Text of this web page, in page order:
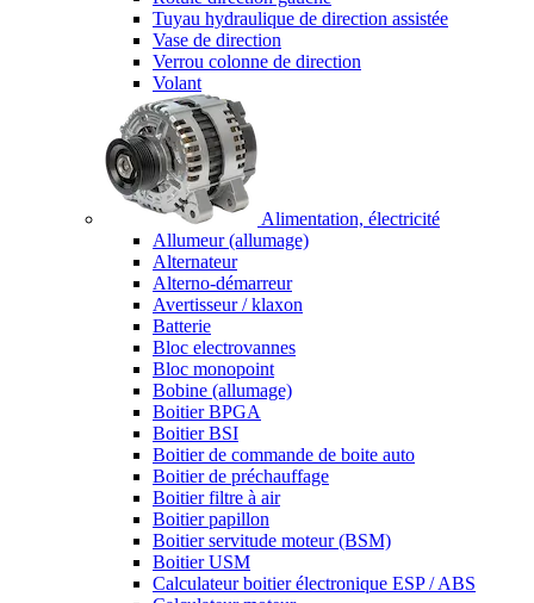
Tuyau hydraulique de direction assistée
Vase de direction
Verrou colonne de direction
Volant
Alimentation, électricité
Allumeur (allumage)
Alternateur
Alterno-démarreur
Avertisseur / klaxon
Batterie
Bloc electrovannes
Bloc monopoint
Bobine (allumage)
Boitier BPGA
Boitier BSI
Boitier de commande de boite auto
Boitier de préchauffage
Boitier filtre à air
Boitier papillon
Boitier servitude moteur (BSM)
Boitier USM
Calculateur boitier électronique ESP / ABS